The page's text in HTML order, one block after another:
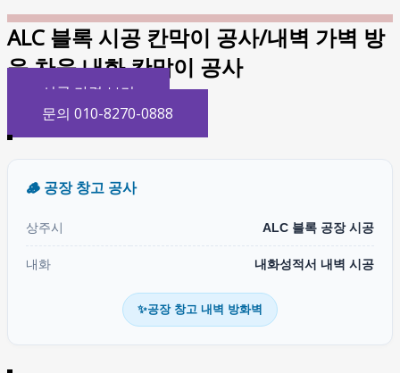
ALC 블록 시공 칸막이 공사/내벽 가벽 방
음 차음 내화 칸막이 공사
시공 가격 보기
문의 010-8270-0888
🪵 공장 창고 공사
상주시 ALC 블록 공장 시공
내화 내화성적서 내벽 시공
✨공장 창고 내벽 방화벽